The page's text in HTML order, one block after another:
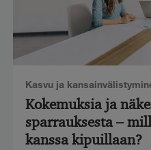
Kasvu ja
Kokemuksia ja
sparrauksesta –
kanssa kipuillaan?